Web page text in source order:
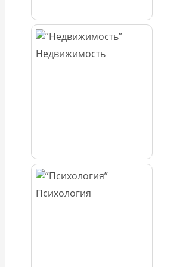
Недвижимость
Психология